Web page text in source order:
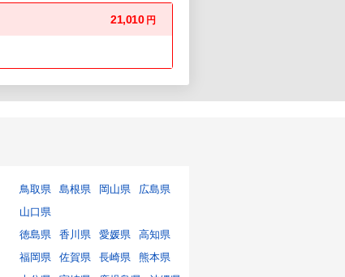
21,010 円
鳥取県 島根県 岡山県
広島県
山口県
徳島県 香川県 愛媛県
高知県
福岡県 佐賀県 長崎県
熊本県